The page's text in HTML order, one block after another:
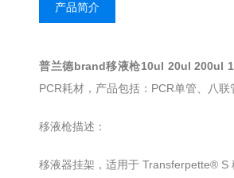
产品简介
普兰德brand移液枪10ul 20ul 200ul
PCR耗材，产品包括：PCR单管、八联
移液枪描述：
移液器挂架，适用于 Transferpette® S